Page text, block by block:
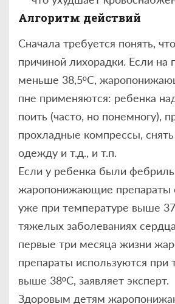
Алгоритм действий
Сначала требуется понять,
причиной лихорадки. Если на
меньше 38,5ºС,
пне применяются: ребенка
поить (часто, но понемногу),
прохладные компрессы,
одежду и т.д., и т.п.
Если у ребенка были
жаропонижающие препараты
уже при температуре выше
тяжелых заболеваниях
первые три месяца жизни
препараты используются при
выше 38ºС, заявляет эксперт.
Здоровым детям